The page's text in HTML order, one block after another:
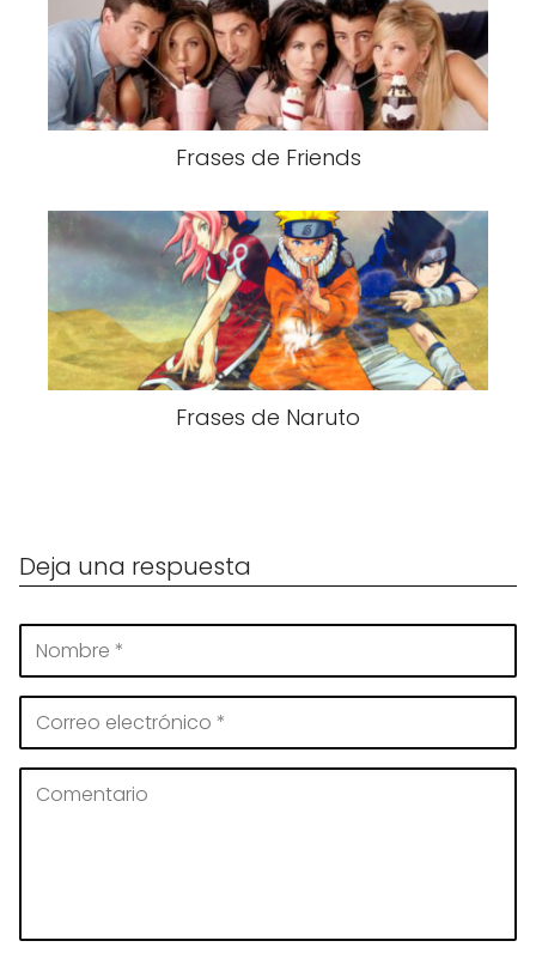
Frases de Friends
Frases de Naruto
Deja una respuesta